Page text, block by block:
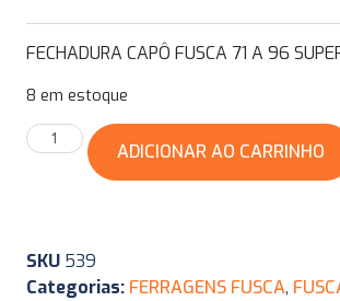
FECHADURA CAPÔ FUSCA 71 A 96
8 em estoque
ADICIONAR AO CARRINHO
SKU 539
Categorias: FERRAGENS FUSCA,